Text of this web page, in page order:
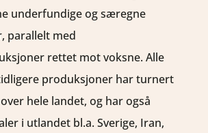
underfundige og særegne
parallelt med
rettet mot voksne. Alle
produksjoner har turnert
hele landet, og har også
i utlandet bl.a. Sverige, Iran,